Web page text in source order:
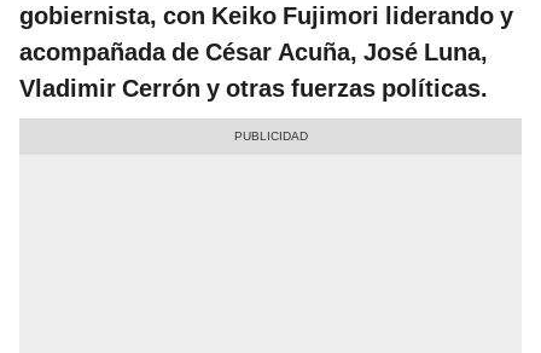
gobiernista, con Keiko Fujimori liderando y
acompañada de César Acuña, José Luna,
Vladimir Cerrón y otras fuerzas políticas.